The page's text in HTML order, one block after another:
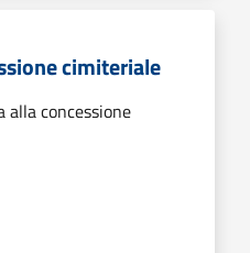
cimiteriale
alla concessione